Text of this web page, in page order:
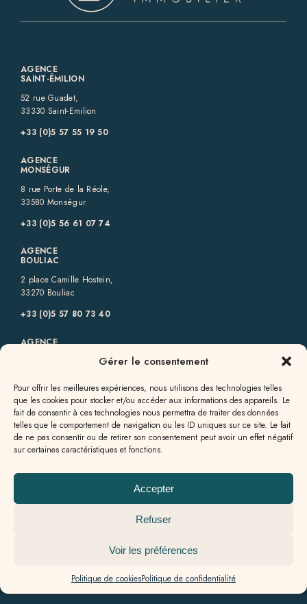
Gérer le consentement
Pour offrir les meilleures expériences, nous utilisons des technologies telles
que les cookies pour stocker et/ou accéder aux informations des appareils. Le
fait de consentir à ces technologies nous permettra de traiter des données
telles que le comportement de navigation ou les ID uniques sur ce site. Le fait
de ne pas consentir ou de retirer son consentement peut avoir un effet négatif
sur certaines caractéristiques et fonctions.
Accepter
Refuser
Voir les préférences
Politique de cookiesPolitique de confidentialité
AGENCE
SAINT-ÉMILION
52 rue Guadet,
33330 Saint-Emilion
+33 (0)5 57 55 19 50‬
AGENCE
MONSÉGUR
8 rue Porte de la Réole,
33580 Monségur
+33 (0)5 56 61 07 74
AGENCE
BOULIAC
2 place Camille Hostein,
33270 Bouliac
+33 (0)5 57 80 73 40‬
AGENCE
33890 Gensac
+33 (0)5 57 56 09 82‬
AGENCE
GALGON
33133 Galgon